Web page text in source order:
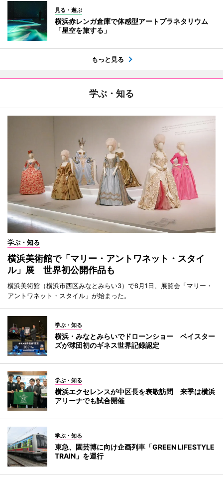
見る・遊ぶ
横浜赤レンガ倉庫で体感型アートプラネタリウム
「星空を旅する」
もっと見る
学ぶ・知る
学ぶ・知る
横浜美術館で「マリー・アントワネット・スタイ
ル」展 世界初公開作品も
横浜美術館（横浜市西区みなとみらい3）で8月1日、展覧会「マリー・
アントワネット・スタイル」が始まった。
学ぶ・知る
横浜・みなとみらいでドローンショー ベイスター
ズが球団初のギネス世界記録認定
学ぶ・知る
横浜エクセレンスが中区長を表敬訪問 来季は横浜
アリーナでも試合開催
学ぶ・知る
東急、園芸博に向け企画列車「GREEN LIFESTYLE
TRAIN」を運行